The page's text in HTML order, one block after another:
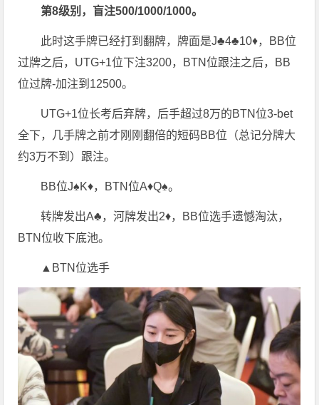
第8级别，盲注500/1000/1000。
此时这手牌已经打到翻牌，牌面是J♣4♣10♦，BB位
过牌之后，UTG+1位下注3200，BTN位跟注之后，BB
位过牌-加注到12500。
UTG+1位长考后弃牌，后手超过8万的BTN位3-bet
全下，几手牌之前才刚刚翻倍的短码BB位（总记分牌大
约3万不到）跟注。
BB位J♠K♦，BTN位A♦Q♠。
转牌发出A♣，河牌发出2♦，BB位选手遗憾淘汰，
BTN位收下底池。
▲BTN位选手